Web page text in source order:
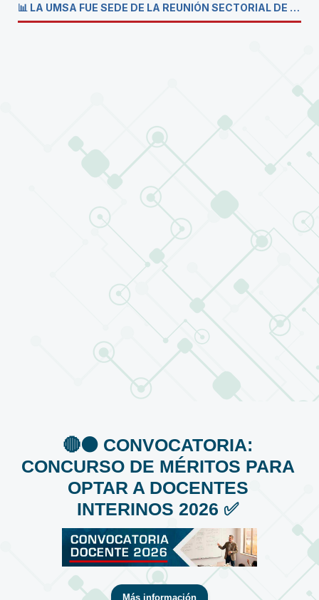
📊 LA UMSA FUE SEDE DE LA REUNIÓN SECTORIAL DE CARRERAS DE ECONOMÍA DEL SISTEMA DE LA UNIVERSIDAD BOLIVIANA💼
🔴⚫️ CONVOCATORIA:
CONCURSO DE MÉRITOS PARA
OPTAR A DOCENTES
INTERINOS 2026 ✅
Más información